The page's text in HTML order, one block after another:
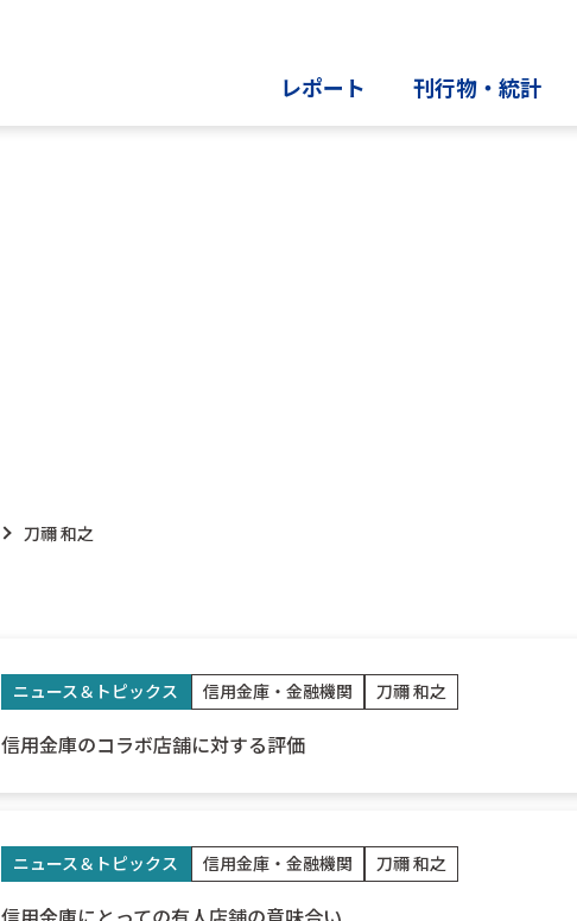
レポート 刊行物・統計
刀禰 和之
ニュース＆トピックス 信用金庫・金融機関 刀禰 和之
信用金庫のコラボ店舗に対する評価
ニュース＆トピックス 信用金庫・金融機関 刀禰 和之